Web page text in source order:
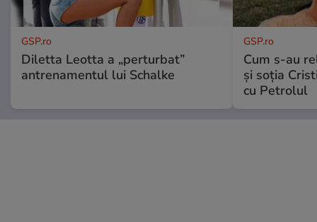
GSP.ro
Diletta Leotta a „perturbat”
antrenamentul lui Schalke
GSP.ro
Cum s-au
și soția
cu Petrolul